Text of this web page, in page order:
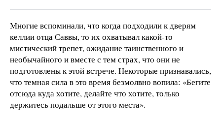
Многие вспоминали, что когда подходили к дверям
келлии отца Саввы, то их охватывал какой-то
мистический трепет, ожидание таинственного и
необычайного и вместе с тем страх, что они не
подготовлены к этой встрече. Некоторые признавались,
что темная сила в это время безмолвно вопила: «Бегите
отсюда куда хотите, делайте что хотите, только
держитесь подальше от этого места».